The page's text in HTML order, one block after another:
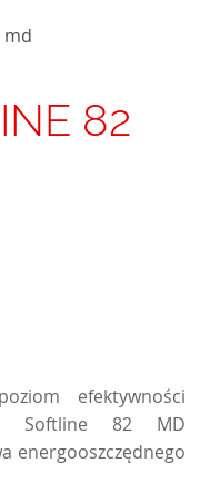
md
82
efektywności
Softline 82 MD
energooszczędnego